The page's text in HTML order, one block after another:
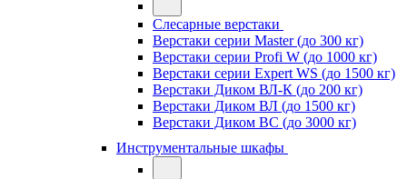
Слесарные верстаки
Верстаки серии Master (до 300 кг)
Верстаки серии Profi W (до 1000 кг)
Верстаки серии Expert WS (до 1500 кг)
Верстаки Диком ВЛ-К (до 200 кг)
Верстаки Диком ВЛ (до 1500 кг)
Верстаки Диком ВС (до 3000 кг)
Инструментальные шкафы